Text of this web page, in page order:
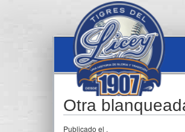
Otra
Publicado el .